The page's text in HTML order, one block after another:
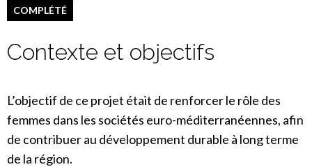
COMPLÉTÉ
Contexte et objectifs
L’objectif de ce projet était de renforcer le rôle des
femmes dans les sociétés euro-méditerranéennes, afin
de contribuer au développement durable à long terme
de la région.